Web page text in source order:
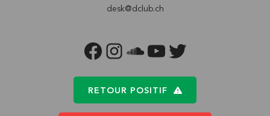
desk@dclub.ch
FACEBOOKINSTAGRAM
SOUNDCLOUD
YOUTUBETWITTER
RETOUR POSITIF